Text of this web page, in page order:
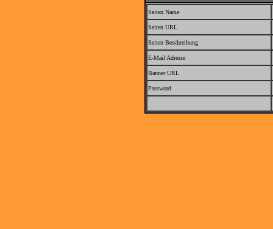
Seiten Name
Seiten URL
Seiten Beschreibung
E-Mail Adresse
Banner URL
Password